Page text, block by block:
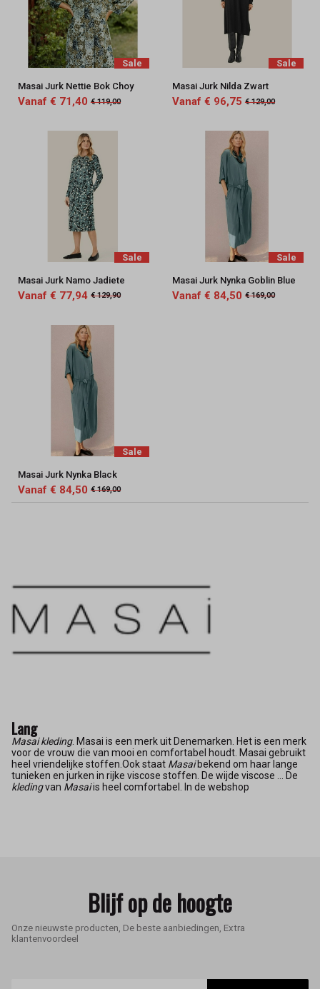
Sale
Masai Jurk Nettie Bok Choy
Vanaf € 71,40 € 119,00
Sale
Masai Jurk Nilda Zwart
Vanaf € 96,75 € 129,00
Sale
Masai Jurk Namo Jadiete
Vanaf € 77,94 € 129,90
Sale
Masai Jurk Nynka Goblin Blue
Vanaf € 84,50 € 169,00
Sale
Masai Jurk Nynka Black
Vanaf € 84,50 € 169,00
Lang
Masai kleding. Masai is een merk uit Denemarken. Het is een merk
voor de vrouw die van mooi en comfortabel houdt. Masai gebruikt
heel vriendelijke stoffen.Ook staat Masaibekend om haar lange
tunieken en jurken in rijke viscose stoffen. De wijde viscose ... De
kledingvan Masaiis heel comfortabel. In de webshop
Blijf op de hoogte
Onze nieuwste producten, De beste aanbiedingen, Extra
klantenvoordeel